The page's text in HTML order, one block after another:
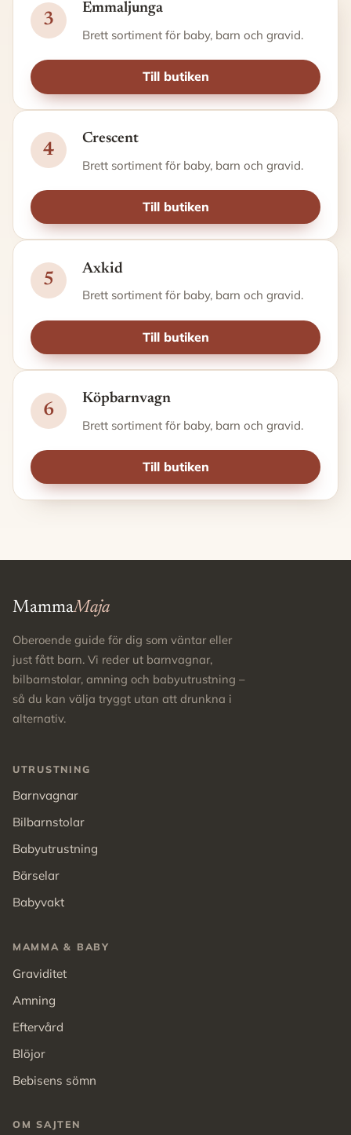
3
Emmaljunga
Brett sortiment för baby, barn och gravid.
Till butiken
4
Crescent
Brett sortiment för baby, barn och gravid.
Till butiken
5
Axkid
Brett sortiment för baby, barn och gravid.
Till butiken
6
Köpbarnvagn
Brett sortiment för baby, barn och gravid.
Till butiken
MammaMaja
Oberoende guide för dig som väntar eller
just fått barn. Vi reder ut barnvagnar,
bilbarnstolar, amning och babyutrustning –
så du kan välja tryggt utan att drunkna i
alternativ.
UTRUSTNING
Barnvagnar
Bilbarnstolar
Babyutrustning
Bärselar
Babyvakt
MAMMA & BABY
Graviditet
Amning
Eftervård
Blöjor
Bebisens sömn
OM SAJTEN